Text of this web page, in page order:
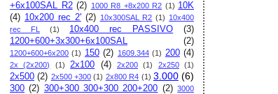
+6x100SAL R2 (2) 1000 R8 +8x200 R2 (1) 10K
(4) 10x200 rec 2' (2) 10x300SAL R2 (1) 10x400
rec FL
(1) 10x400 rec PASSIVO
(3)
1200+600+3x300+6x100SAL
(2)
1200+600+6x200 (1) 150 (2) 1609.344 (1) 200 (4)
2x (2x200) (1) 2x100 (4) 2x200 (1) 2x250 (1)
2x500 (2) 2x500 +300 (1) 2x800 R4 (1) 3.000 (6)
300 (2) 300+300 300+300 200+200 (2) 3000